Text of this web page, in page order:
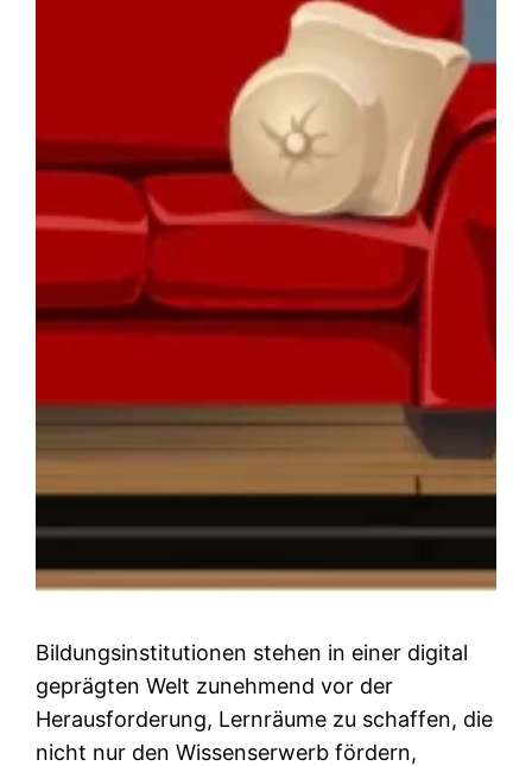
Bildungsinstitutionen stehen in einer digital
geprägten Welt zunehmend vor der
Herausforderung, Lernräume zu schaffen, die
nicht nur den Wissenserwerb fördern,